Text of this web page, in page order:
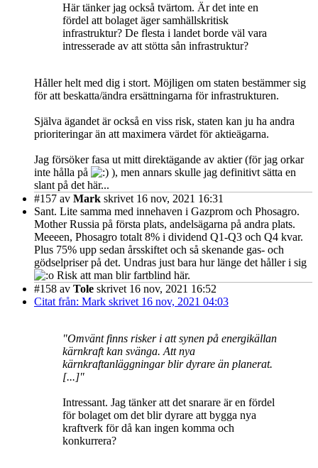
Här tänker jag också tvärtom. Är det inte en
fördel att bolaget äger samhällskritisk
infrastruktur? De flesta i landet borde väl vara
intresserade av att stötta sån infrastruktur?
Håller helt med dig i stort. Möjligen om staten bestämmer sig
för att beskatta/ändra ersättningarna för infrastrukturen.
Själva ägandet är också en viss risk, staten kan ju ha andra
prioriteringar än att maximera värdet för aktieägarna.
Jag försöker fasa ut mitt direktägande av aktier (för jag orkar
inte hålla på
), men annars skulle jag definitivt sätta en
slant på det här...
#157 av Mark skrivet 16 nov, 2021 16:31
Sant. Lite samma med innehaven i Gazprom och Phosagro.
Mother Russia på första plats, andelsägarna på andra plats.
Meeeen, Phosagro totalt 8% i dividend Q1-Q3 och Q4 kvar.
Plus 75% upp sedan årsskiftet och så skenande gas- och
gödselpriser på det. Undras just bara hur länge det håller i sig
Risk att man blir fartblind här.
#158 av Tole skrivet 16 nov, 2021 16:52
Citat från: Mark skrivet 16 nov, 2021 04:03
"Omvänt finns risker i att synen på energikällan
kärnkraft kan svänga. Att nya
kärnkraftanläggningar blir dyrare än planerat.
[...]"
Intressant. Jag tänker att det snarare är en fördel
för bolaget om det blir dyrare att bygga nya
kraftverk för då kan ingen komma och
konkurrera?